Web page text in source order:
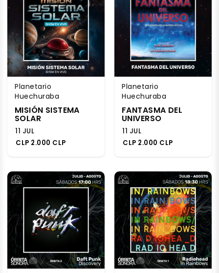
Planetario
Huechuraba
MISIÓN SISTEMA
SOLAR
11 JUL
CLP 2.000 CLP
Planetario
Huechuraba
FANTASMA DEL
UNIVERSO
11 JUL
CLP 2.000 CLP